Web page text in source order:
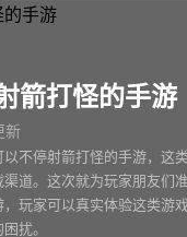
箭打怪的手游
新
不停射箭打怪的手游，这
道。这次就为玩家朋友们
玩家可以真实体验这类游
扰。